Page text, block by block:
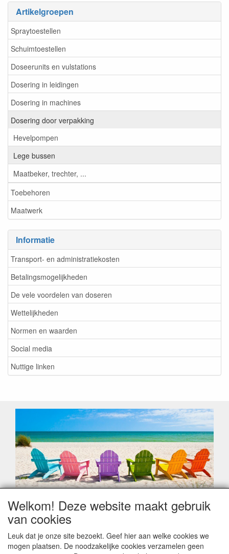
Artikelgroepen
Spraytoestellen
Schuimtoestellen
Doseerunits en vulstations
Dosering in leidingen
Dosering in machines
Dosering door verpakking
Hevelpompen
Lege bussen
Maatbeker, trechter, ...
Toebehoren
Maatwerk
Informatie
Transport- en administratiekosten
Betalingsmogelijkheden
De vele voordelen van doseren
Wettelijkheden
Normen en waarden
Social media
Nuttige linken
Geachte klant,
Zoals elk jaar zorgt de verlofperiode, naast een hoop
leveringsproblemen.
Sommige fabrikanten sluiten of werken met een
Welkom! Deze website maakt gebruik
van cookies
Leuk dat je onze site bezoekt. Geef hier aan welke cookies we
mogen plaatsen. De noodzakelijke cookies verzamelen geen